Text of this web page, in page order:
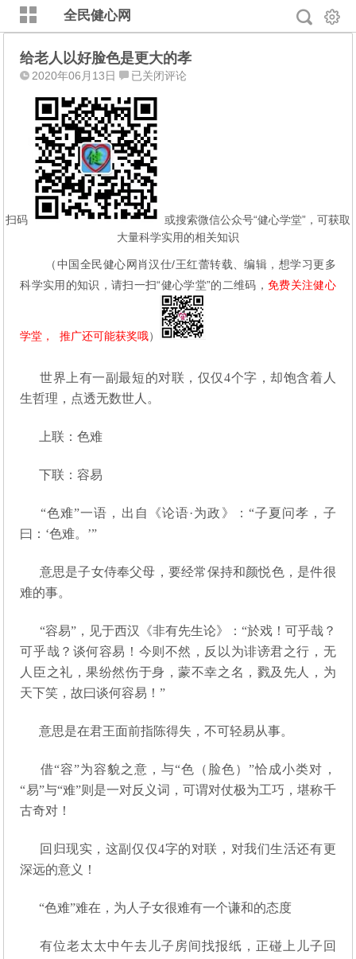
全民健心网
给老人以好脸色是更大的孝
2020年06月13日
给
人
以
好
脸
色
是
更
大
孝
已关闭评论
扫码
或搜索微信公众号“健心学堂”，可获取
大量科学实用的相关知识
（中国全民健心网肖汉仕/王红蕾转载、编辑，想学习更多
科学实用的知识，请扫一扫“健心学堂”的二维码， 免费关注健心
学堂，  推广还可能获奖哦）
世界上有一副最短的对联，仅仅4个字，却饱含着人
生哲理，点透无数世人。
上联：色难
下联：容易
“色难”一语，出自《论语·为政》：“子夏问孝，子
曰：‘色难。’”
意思是子女侍奉父母，要经常保持和颜悦色，是件很
难的事。
“容易”，见于西汉《非有先生论》：“於戏！可乎哉？
可乎哉？谈何容易！今则不然，反以为诽谤君之行，无
人臣之礼，果纷然伤于身，蒙不幸之名，戮及先人，为
天下笑，故曰谈何容易！”
意思是在君王面前指陈得失，不可轻易从事。
借“容”为容貌之意，与“色（脸色）”恰成小类对，
“易”与“难”则是一对反义词，可谓对仗极为工巧，堪称千
古奇对！
回归现实，这副仅仅4字的对联，对我们生活还有更
深远的意义！
“色难”难在，为人子女很难有一个谦和的态度
有位老太太中午去儿子房间找报纸，正碰上儿子回